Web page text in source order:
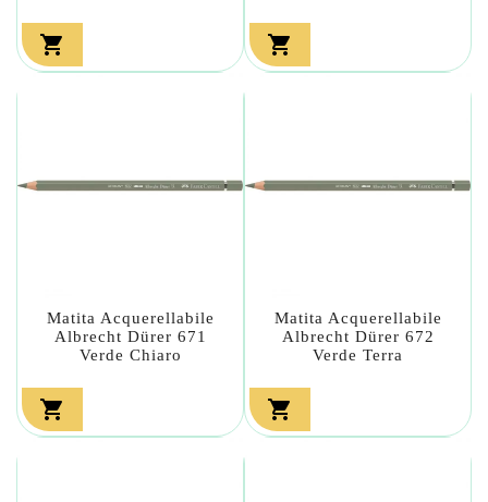
 
Matita Acquerellabile
Albrecht Dürer 671
Verde Chiaro

Matita Acquerellabile
Albrecht Dürer 672
Verde Terra
